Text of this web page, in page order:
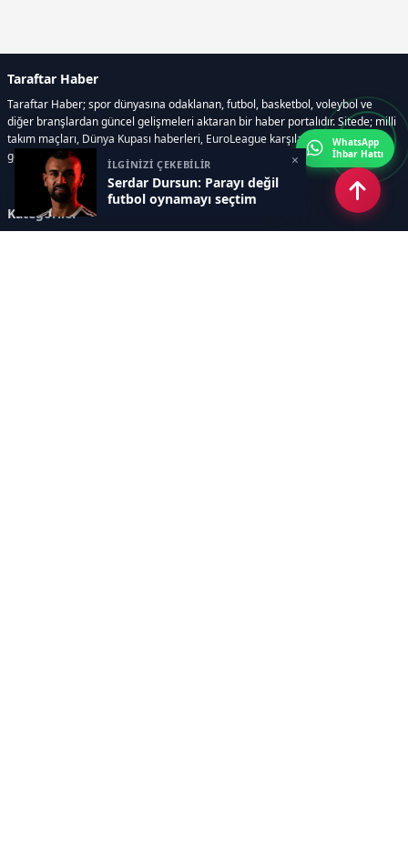
İLGİNİZİ ÇEKEBİLİR
Serdar Dursun: Parayı değil
futbol oynamayı seçtim
×
Taraftar Haber
Taraftar Haber; spor dünyasına odaklanan, futbol, basketbol, voleybol ve
diğer branşlardan güncel gelişmeleri aktaran bir haber portalıdır. Sitede; milli
takım maçları, Dünya Kupası haberleri, EuroLeague karşılaşmaları, transfer
gelişmeleri, sporcuların biyografileri, anketler yer almaktadır.
Kategoriler
WhatsApp
İhbar Hattı